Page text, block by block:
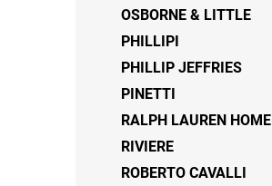
OSBORNE & LITTLE
PHILLIPI
PHILLIP JEFFRIES
PINETTI
RALPH LAUREN HOME
RIVIERE
ROBERTO CAVALLI